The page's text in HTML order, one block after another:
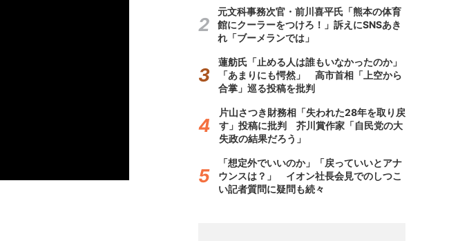
元文科事務次官・前川喜平氏「熊本の体育
館にクーラーをつけろ！」訴えにSNSあき
れ「ブーメランでは」
蓮舫氏「止める人は誰もいなかったのか」
「あまりにも愕然」 高市首相「上空から
合掌」巡る投稿を批判
片山さつき財務相「失われた28年を取り戻
す」投稿に批判 芥川賞作家「自民党の大
失政の結果だろう」
「想定外でいいのか」「戻っていいとアナ
ウンスは？」 イオン社長会見でのしつこ
い記者質問に疑問も続々